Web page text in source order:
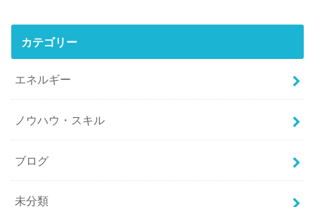
カテゴリー
エネルギー
ノウハウ・スキル
ブログ
未分類